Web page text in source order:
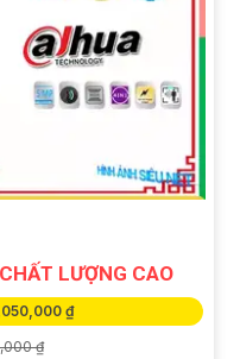
LƯỢNG CAO
₫
₫